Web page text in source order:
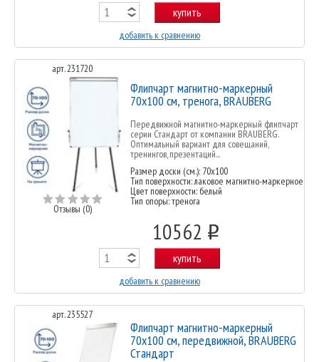
купить
добавить к сравнению
арт. 231720
Отзывы (0)
Флипчарт магнитно-маркерный
70х100 см, тренога, BRAUBERG
Передвижной магнитно-маркерный флипчарт
серии Стандарт от компании BRAUBERG.
Оптимальный вариант для совещаний,
тренингов, презентаций...
Размер доски (см.): 70х100
Тип поверхности: лаковое магнитно-маркерное
Цвет поверхности: белый
Тип опоры: тренога
10562 o
купить
добавить к сравнению
арт. 235527
Флипчарт магнитно-маркерный
70х100 см, передвижной, BRAUBERG
Стандарт